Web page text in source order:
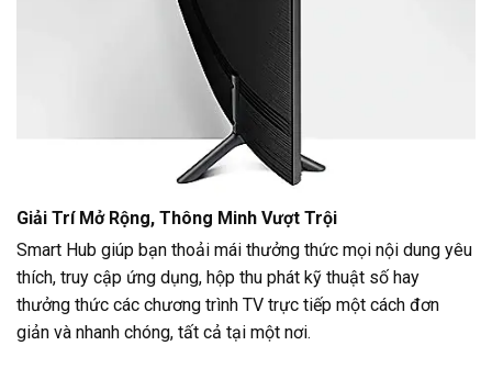
Giải Trí Mở Rộng, Thông Minh Vượt Trội
Smart Hub giúp bạn thoải mái thưởng thức mọi nội dung yêu
thích, truy cập ứng dụng, hộp thu phát kỹ thuật số hay
thưởng thức các chương trình TV trực tiếp một cách đơn
giản và nhanh chóng, tất cả tại một nơi.